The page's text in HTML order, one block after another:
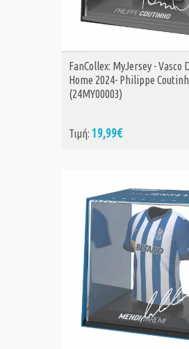
ΑΓΟΡΑ
FanCollex: MyJersey - Vasco
Home 2024- Philippe
(24MY00003)
Τιμή: 19,99€